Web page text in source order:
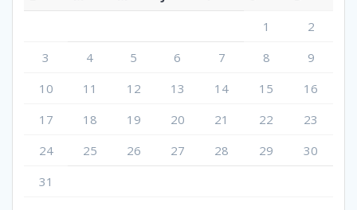
1
2
3
4 5 6 7 8
9
10
11 12 13 14 15
16
17
18 19 20 21 22
23
24
25 26 27 28 29
30
31